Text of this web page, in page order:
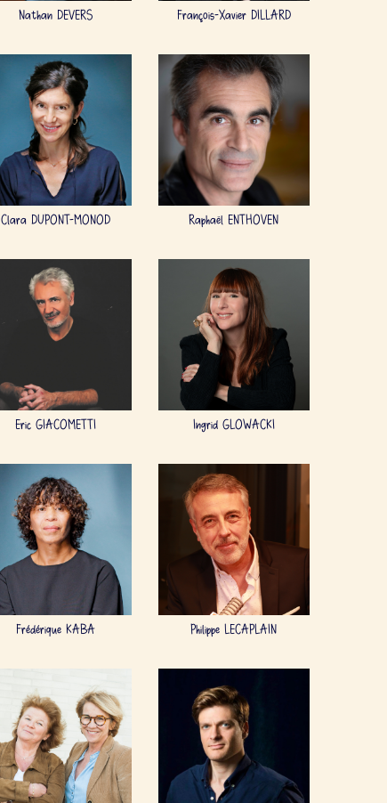
Nathan DEVERS François-Xavier DILLARD
Clara DUPONT-MONOD Raphaël ENTHOVEN
Eric GIACOMETTI Ingrid GLOWACKI
Frédérique KABA Philippe LECAPLAIN